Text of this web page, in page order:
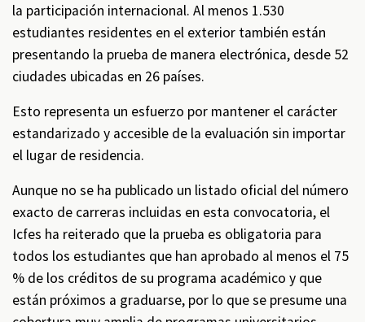
la participación internacional. Al menos 1.530
estudiantes residentes en el exterior también están
presentando la prueba de manera electrónica, desde 52
ciudades ubicadas en 26 países.
Esto representa un esfuerzo por mantener el carácter
estandarizado y accesible de la evaluación sin importar
el lugar de residencia.
Aunque no se ha publicado un listado oficial del número
exacto de carreras incluidas en esta convocatoria, el
Icfes ha reiterado que la prueba es obligatoria para
todos los estudiantes que han aprobado al menos el 75
% de los créditos de su programa académico y que
están próximos a graduarse, por lo que se presume una